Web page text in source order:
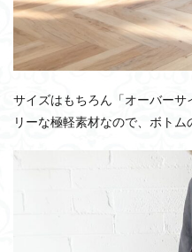
サイズはもちろん「オーバー
リーな極軽素材なので、ボト